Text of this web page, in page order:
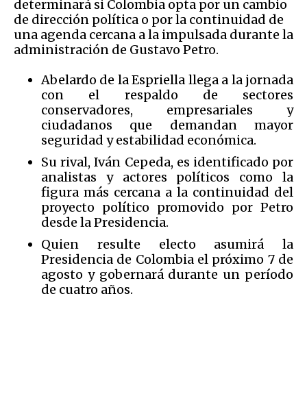
determinará si Colombia opta por un cambio
de dirección política o por la continuidad de
una agenda cercana a la impulsada durante la
administración de Gustavo Petro.
Abelardo de la Espriella llega a la jornada
con el respaldo de sectores
conservadores, empresariales y
ciudadanos que demandan mayor
seguridad y estabilidad económica.
Su rival, Iván Cepeda, es identificado por
analistas y actores políticos como la
figura más cercana a la continuidad del
proyecto político promovido por Petro
desde la Presidencia.
Quien resulte electo asumirá la
Presidencia de Colombia el próximo 7 de
agosto y gobernará durante un período
de cuatro años.